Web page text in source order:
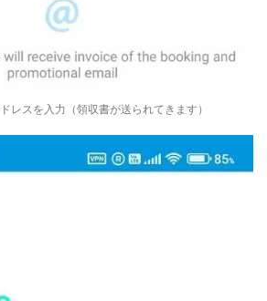
レスを入力（領収書が送られてきます）